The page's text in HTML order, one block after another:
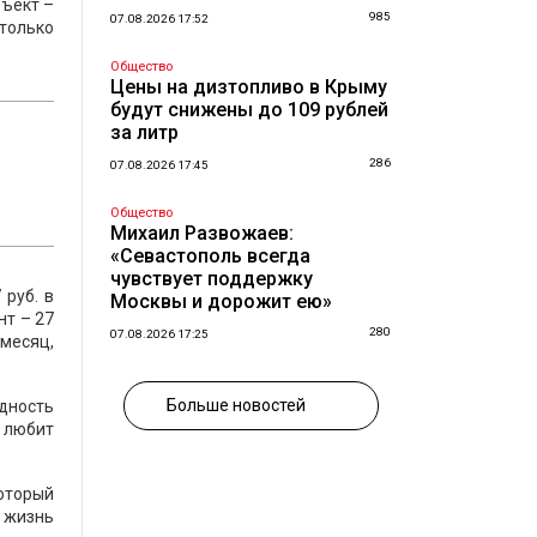
–
в
– 27
любит
07.08.2026 17:52 985
Общество
Цены на дизтопливо в Крыму
будут снижены до 109 рублей
за литр
07.08.2026 17:45 286
Общество
Михаил Развожаев:
«Севастополь всегда
чувствует поддержку
Москвы и дорожит ею»
07.08.2026 17:25 280
Больше новостей